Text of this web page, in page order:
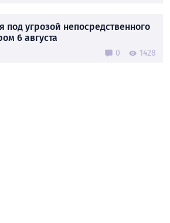
под угрозой непосредственного
6 августа
0 1428